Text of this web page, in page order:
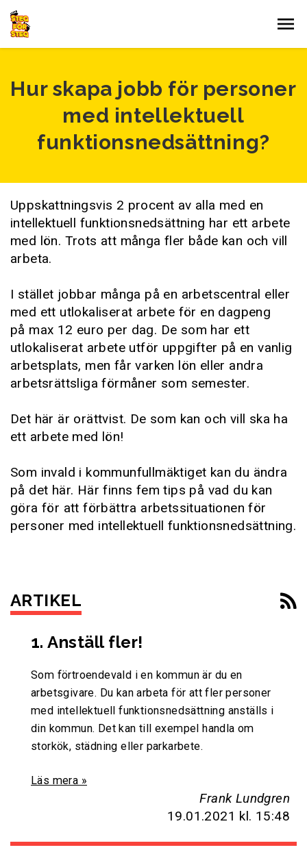
Gå till innehållet
Hur skapa jobb för personer
med intellektuell
funktionsnedsättning?
Uppskattningsvis 2 procent av alla med en
intellektuell funktionsnedsättning har ett arbete
med lön. Trots att många fler både kan och vill
arbeta.
I stället jobbar många på en arbetscentral eller
med ett utlokaliserat arbete för en dagpeng
på max 12 euro per dag. De som har ett
utlokaliserat arbete utför uppgifter på en vanlig
arbetsplats, men får varken lön eller andra
arbetsrättsliga förmåner som semester.
Det här är orättvist. De som kan och vill ska ha
ett arbete med lön!
Som invald i kommunfullmäktiget kan du ändra
på det här. Här finns fem tips på vad du kan
göra för att förbättra arbetssituationen för
personer med intellektuell funktionsnedsättning.
ARTIKEL
1. Anställ fler!
Som förtroendevald i en kommun är du en
arbetsgivare. Du kan arbeta för att fler personer
med intellektuell funktionsnedsättning anställs i
din kommun. Det kan till exempel handla om
storkök, städning eller parkarbete.
Läs mera »
Frank Lundgren
19.01.2021 kl. 15:48